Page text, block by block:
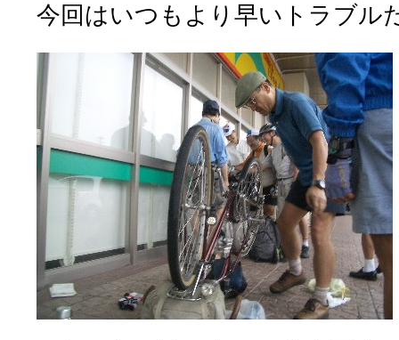
今回はいつもより早いトラブル